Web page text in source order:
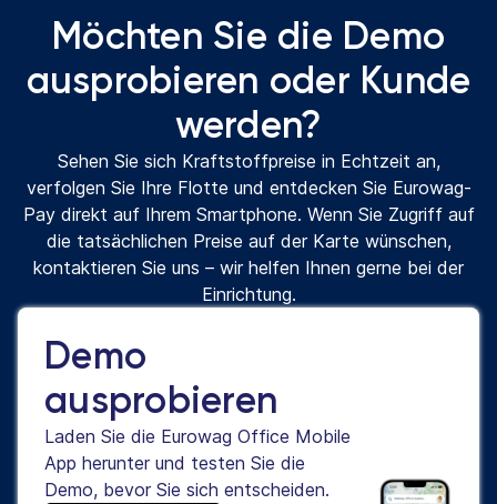
Möchten Sie die Demo
ausprobieren oder Kunde
werden?
Sehen Sie sich Kraftstoffpreise in Echtzeit an,
verfolgen Sie Ihre Flotte und entdecken Sie Eurowag-
Pay direkt auf Ihrem Smartphone. Wenn Sie Zugriff auf
die tatsächlichen Preise auf der Karte wünschen,
kontaktieren Sie uns – wir helfen Ihnen gerne bei der
Einrichtung.
Demo
ausprobieren
Laden Sie die Eurowag Office Mobile
App herunter und testen Sie die
Demo, bevor Sie sich entscheiden.